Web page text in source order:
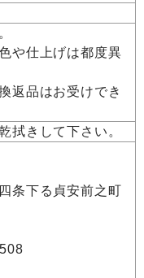
や仕上げは都度異
返品はお受けでき
拭きして下さい。
条下る貞安前之町